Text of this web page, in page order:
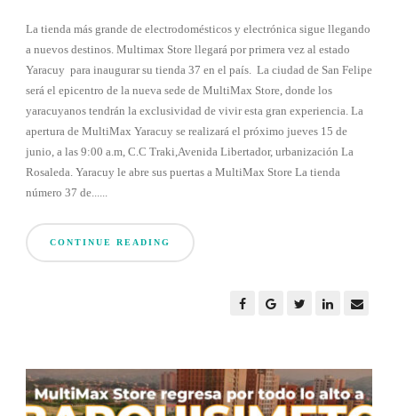
La tienda más grande de electrodomésticos y electrónica sigue llegando
a nuevos destinos. Multimax Store llegará por primera vez al estado
Yaracuy para inaugurar su tienda 37 en el país. La ciudad de San Felipe
será el epicentro de la nueva sede de MultiMax Store, donde los
yaracuyanos tendrán la exclusividad de vivir esta gran experiencia. La
apertura de MultiMax Yaracuy se realizará el próximo jueves 15 de
junio, a las 9:00 a.m, C.C Traki,Avenida Libertador, urbanización La
Rosaleda. Yaracuy le abre sus puertas a MultiMax Store La tienda
número 37 de......
CONTINUE READING